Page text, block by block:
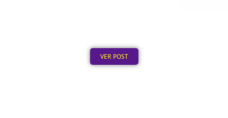
Publicado em: 6 de agosto de 2026
VER POST